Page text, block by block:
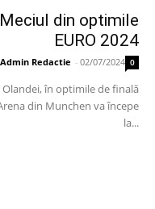
din optimile
EURO 2024
Admin Redactie - 02/07/2024 0
în optimile de finală
din Munchen va începe
la...